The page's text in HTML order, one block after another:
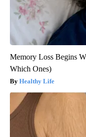
Memory Loss Begins
Which Ones)
Healthy Life